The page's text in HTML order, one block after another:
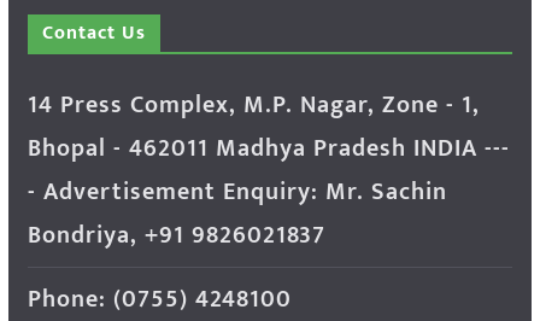
Contact Us
14 Press Complex, M.P. Nagar, Zone - 1,
Bhopal - 462011 Madhya Pradesh INDIA ---
- Advertisement Enquiry: Mr. Sachin
Bondriya, +91 9826021837
Phone: (0755) 4248100